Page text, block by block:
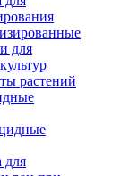
для
растений
для